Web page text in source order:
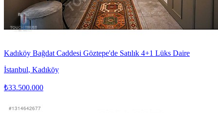
Kadıköy Bağdat Caddesi Göztepe'de Satılık 4+1 Lüks Daire
İstanbul, Kadıköy
₺33.500.000